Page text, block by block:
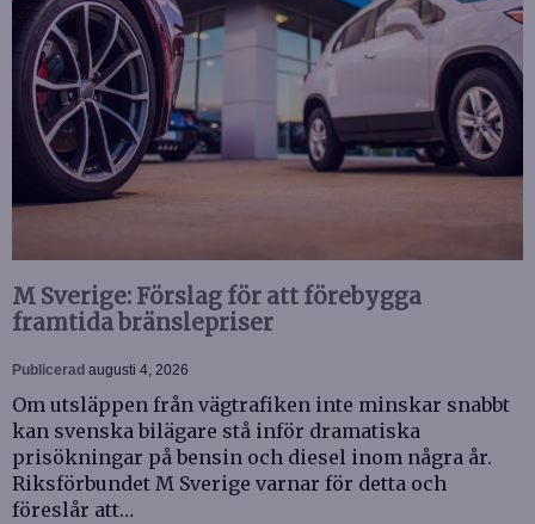
M Sverige: Förslag för att förebygga
framtida bränslepriser
Publicerad augusti 4, 2026
Om utsläppen från vägtrafiken inte minskar snabbt
kan svenska bilägare stå inför dramatiska
prisökningar på bensin och diesel inom några år.
Riksförbundet M Sverige varnar för detta och
föreslår att…